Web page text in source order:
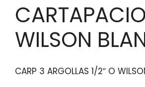
WILSON
CARP 3 ARGOLLAS 1/2″ O